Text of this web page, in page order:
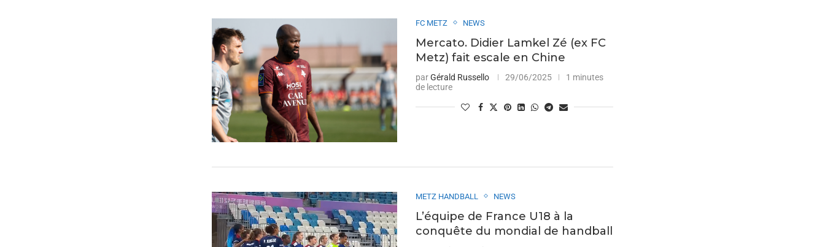
FC METZ NEWS
Mercato. Didier Lamkel Zé (ex FC
Metz) fait escale en Chine
parGérald Russello 29/06/2025
1 minutes
de lecture
METZ HANDBALL NEWS
L’équipe de France U18 à la
conquête du mondial de handball